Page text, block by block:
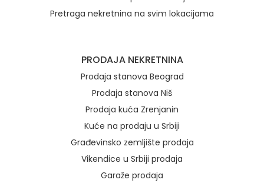
Pretraga nekretnina na svim lokacijama
PRODAJA NEKRETNINA
Prodaja stanova Beograd
Prodaja stanova Niš
Prodaja kuća Zrenjanin
Kuće na prodaju u Srbiji
Građevinsko zemljište prodaja
Vikendice u Srbiji prodaja
Garaže prodaja